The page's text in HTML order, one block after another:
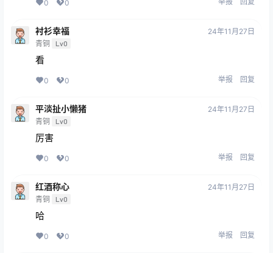
0 0
衬衫幸福
青铜 Lv0
24年11月27日
看
0 0 举报 回复
平淡扯小懒猪
青铜 Lv0
24年11月27日
厉害
0 0 举报 回复
红酒称心
青铜 Lv0
24年11月27日
哈
0 0 举报 回复